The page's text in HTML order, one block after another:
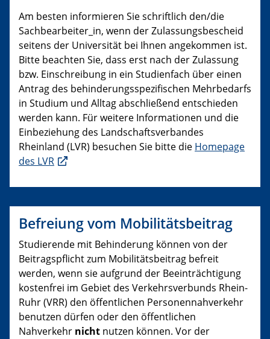
Am besten informieren Sie schriftlich den/die
Sachbearbeiter_in, wenn der Zulassungsbescheid
seitens der Universität bei Ihnen angekommen ist.
Bitte beachten Sie, dass erst nach der Zulassung
bzw. Einschreibung in ein Studienfach über einen
Antrag des behinderungsspezifischen Mehrbedarfs
in Studium und Alltag abschließend entschieden
werden kann. Für weitere Informationen und die
Einbeziehung des Landschaftsverbandes
Rheinland (LVR) besuchen Sie bitte die Homepage
des LVR
Befreiung vom Mobilitätsbeitrag
Studierende mit Behinderung können von der
Beitragspflicht zum Mobilitätsbeitrag befreit
werden, wenn sie aufgrund der Beeinträchtigung
kostenfrei im Gebiet des Verkehrsverbunds Rhein-
Ruhr (VRR) den öffentlichen Personennahverkehr
benutzen dürfen oder den öffentlichen
Nahverkehr nicht nutzen können. Vor der